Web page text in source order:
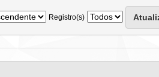
Registro(s)